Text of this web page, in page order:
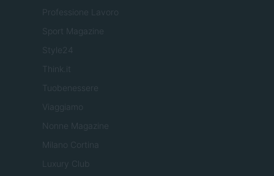
Professione Lavoro
Sport Magazine
Style24
Think.it
Tuobenessere
Viaggiamo
Nonne Magazine
Milano Cortina
Luxury Club